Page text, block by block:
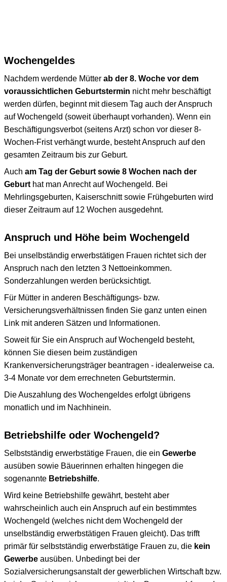
Wochengeldes
Nachdem werdende Mütter ab der 8. Woche vor dem
voraussichtlichen Geburtstermin nicht mehr beschäftigt
werden dürfen, beginnt mit diesem Tag auch der Anspruch
auf Wochengeld (soweit überhaupt vorhanden). Wenn ein
Beschäftigungsverbot (seitens Arzt) schon vor dieser 8-
Wochen-Frist verhängt wurde, besteht Anspruch auf den
gesamten Zeitraum bis zur Geburt.
Auch am Tag der Geburt sowie 8 Wochen nach der
Geburt hat man Anrecht auf Wochengeld. Bei
Mehrlingsgeburten, Kaiserschnitt sowie Frühgeburten wird
dieser Zeitraum auf 12 Wochen ausgedehnt.
Anspruch und Höhe beim Wochengeld
Bei unselbständig erwerbstätigen Frauen richtet sich der
Anspruch nach den letzten 3 Nettoeinkommen.
Sonderzahlungen werden berücksichtigt.
Für Mütter in anderen Beschäftigungs- bzw.
Versicherungsverhältnissen finden Sie ganz unten einen
Link mit anderen Sätzen und Informationen.
Soweit für Sie ein Anspruch auf Wochengeld besteht,
können Sie diesen beim zuständigen
Krankenversicherungsträger beantragen - idealerweise ca.
3-4 Monate vor dem errechneten Geburtstermin.
Die Auszahlung des Wochengeldes erfolgt übrigens
monatlich und im Nachhinein.
Betriebshilfe oder Wochengeld?
Selbstständig erwerbstätige Frauen, die ein Gewerbe
ausüben sowie Bäuerinnen erhalten hingegen die
sogenannte Betriebshilfe.
Wird keine Betriebshilfe gewährt, besteht aber
wahrscheinlich auch ein Anspruch auf ein bestimmtes
Wochengeld (welches nicht dem Wochengeld der
unselbständig erwerbstätigen Frauen gleicht). Das trifft
primär für selbstständig erwerbstätige Frauen zu, die kein
Gewerbe ausüben. Unbedingt bei der
Sozialversicherungsanstalt der gewerblichen Wirtschaft bzw.